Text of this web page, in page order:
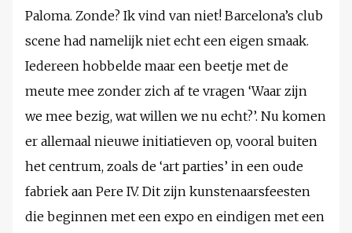
Paloma. Zonde? Ik vind van niet! Barcelona’s club
scene had namelijk niet echt een eigen smaak.
Iedereen hobbelde maar een beetje met de
meute mee zonder zich af te vragen ‘Waar zijn
we mee bezig, wat willen we nu echt?’. Nu komen
er allemaal nieuwe initiatieven op, vooral buiten
het centrum, zoals de ‘art parties’ in een oude
fabriek aan Pere IV. Dit zijn kunstenaarsfeesten
die beginnen met een expo en eindigen met een